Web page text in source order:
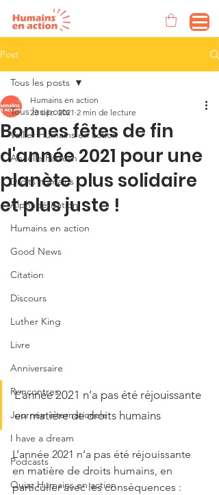
Post
Tous les posts
Voilier Humains en action
Anaëlle Pattush
Droits humains
Alphabétisation
Humains en action
Good News
Citation
Discours
Luther King
Livre
Anniversaire
Rencontres
Journée internationale
I have a dream
Podcasts
Quizz Humains en action
Tous les posts
Bonnes fêtes de fin
d'année 2021 pour une
planète plus solidaire
et plus juste !
Humains en action
23 déc. 2021 2 min de lecture
L’année 2021 n’a pas été réjouissante
en matière de droits humains
L’année 2021 n’a pas été réjouissante
en matière de droits humains, en
particulier avec les conséquences :